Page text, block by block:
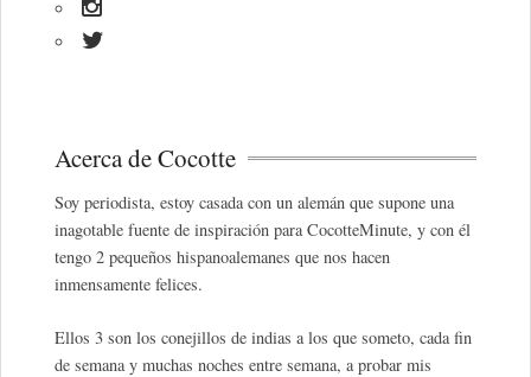
Acerca de Cocotte
Soy periodista, estoy casada con un alemán que supone una
inagotable fuente de inspiración para CocotteMinute, y con él
tengo 2 pequeños hispanoalemanes que nos hacen
inmensamente felices.
Ellos 3 son los conejillos de indias a los que someto, cada fin
de semana y muchas noches entre semana, a probar mis